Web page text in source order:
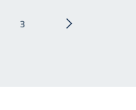
attualePagina
3 Pagina